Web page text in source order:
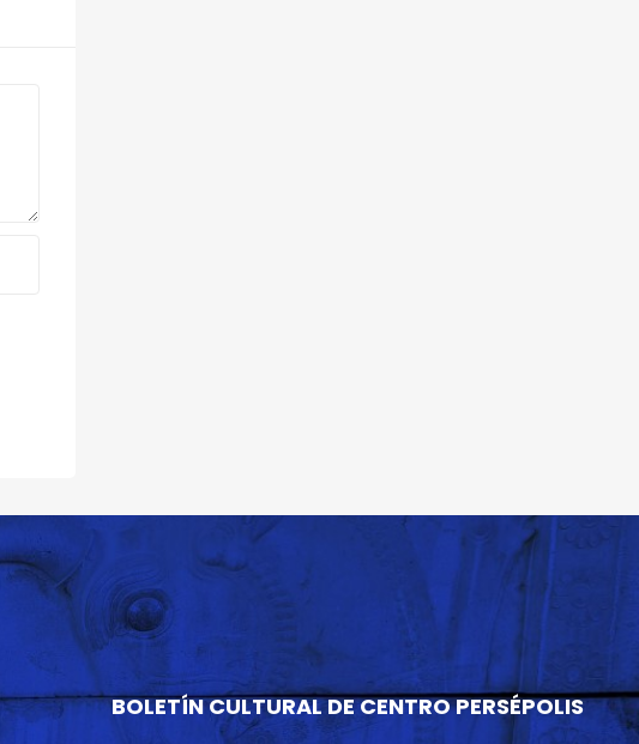
BOLETÍN CULTURAL DE CENTRO PERSÉPOLIS